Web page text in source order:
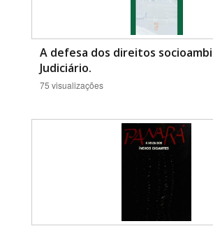
A defesa dos direitos
Judiciário.
75 visualizações